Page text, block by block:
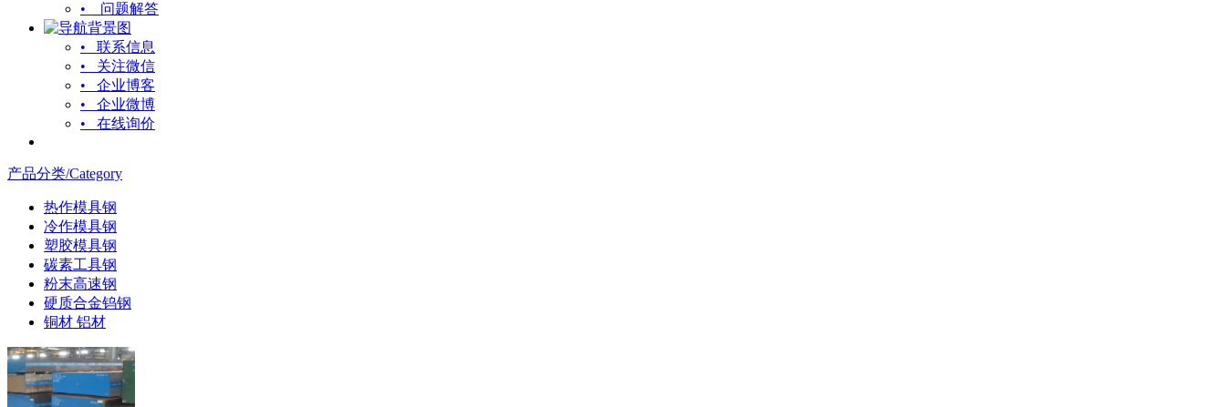
• 问题解答
• 联系信息
• 关注微信
• 企业博客
• 企业微博
• 在线询价
产品分类/Category
热作模具钢
冷作模具钢
塑胶模具钢
碳素工具钢
粉末高速钢
硬质合金钨钢
铜材 铝材